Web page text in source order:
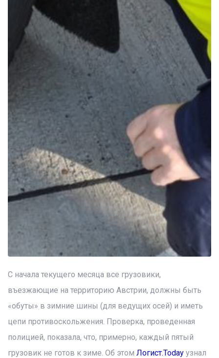
С начала текущего месяца все грузовики,
въезжающие на территорию Австрии, должны быть
«обуты» в зимние шины (для ведущих осей) и иметь
цепи противоскольжения. Проверка, проведенная
полицией, показала, что, примерно, каждый пятый
грузовик не готов к зиме. Об этом Логист.Today узнал